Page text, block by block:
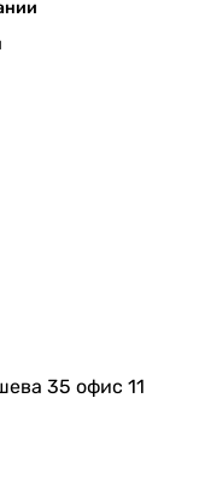
35 офис 11